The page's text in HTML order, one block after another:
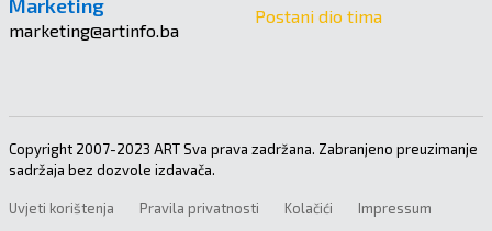
Marketing
marketing@artinfo.ba
Postani dio tima
Copyright 2007-2023 ART Sva prava zadržana. Zabranjeno preuzimanje
sadržaja bez dozvole izdavača.
Uvjeti korištenja Pravila privatnosti Kolačići Impressum